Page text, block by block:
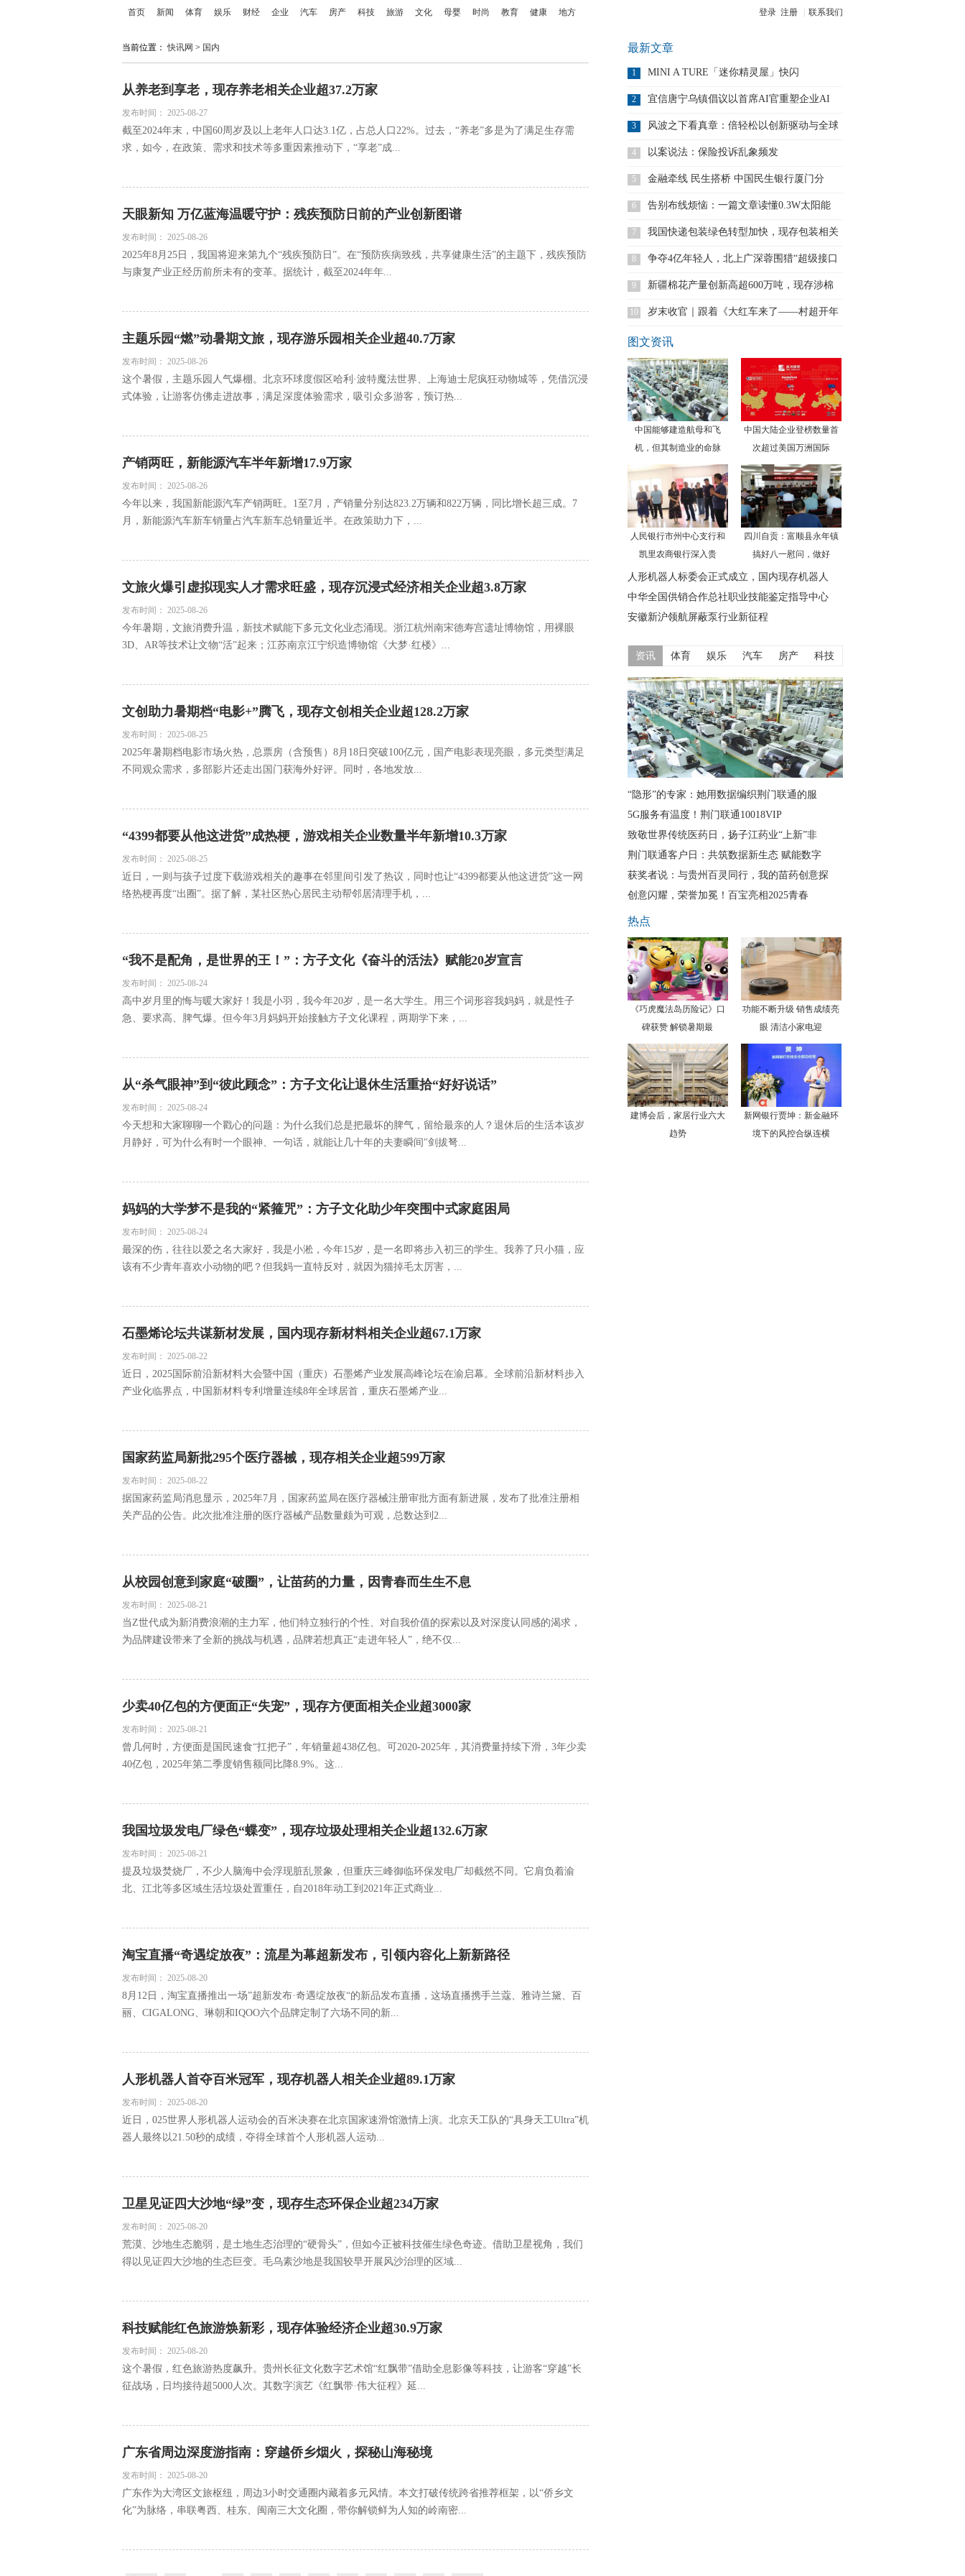
首页 新闻 体育 娱乐 财经 企业 汽车 房产 科技 旅游 文化 母婴 时尚 教育 健康 地方 登录 注册 联系我们
当前位置：快讯网 > 国内
从养老到享老，现存养老相关企业超37.2万家
发布时间： 2025-08-27
截至2024年末，中国60周岁及以上老年人口达3.1亿，占总人口22%。过去，“养老”多是为了满足生存需
求，如今，在政策、需求和技术等多重因素推动下，“享老”成...
天眼新知 万亿蓝海温暖守护：残疾预防日前的产业创新图谱
发布时间： 2025-08-26
2025年8月25日，我国将迎来第九个“残疾预防日”。在“预防疾病致残，共享健康生活”的主题下，残疾预防
与康复产业正经历前所未有的变革。据统计，截至2024年年...
主题乐园“燃”动暑期文旅，现存游乐园相关企业超40.7万家
发布时间： 2025-08-26
这个暑假，主题乐园人气爆棚。北京环球度假区哈利·波特魔法世界、上海迪士尼疯狂动物城等，凭借沉浸
式体验，让游客仿佛走进故事，满足深度体验需求，吸引众多游客，预订热...
产销两旺，新能源汽车半年新增17.9万家
发布时间： 2025-08-26
今年以来，我国新能源汽车产销两旺。1至7月，产销量分别达823.2万辆和822万辆，同比增长超三成。7
月，新能源汽车新车销量占汽车新车总销量近半。在政策助力下，...
文旅火爆引虚拟现实人才需求旺盛，现存沉浸式经济相关企业超3.8万家
发布时间： 2025-08-26
今年暑期，文旅消费升温，新技术赋能下多元文化业态涌现。浙江杭州南宋德寿宫遗址博物馆，用裸眼
3D、AR等技术让文物“活”起来；江苏南京江宁织造博物馆《大梦·红楼》...
文创助力暑期档“电影+”腾飞，现存文创相关企业超128.2万家
发布时间： 2025-08-25
2025年暑期档电影市场火热，总票房（含预售）8月18日突破100亿元，国产电影表现亮眼，多元类型满足
不同观众需求，多部影片还走出国门获海外好评。同时，各地发放...
“4399都要从他这进货”成热梗，游戏相关企业数量半年新增10.3万家
发布时间： 2025-08-25
近日，一则与孩子过度下载游戏相关的趣事在邻里间引发了热议，同时也让“4399都要从他这进货”这一网
络热梗再度“出圈”。据了解，某社区热心居民主动帮邻居清理手机，...
“我不是配角，是世界的王！”：方子文化《奋斗的活法》赋能20岁宣言
发布时间： 2025-08-24
高中岁月里的悔与暖大家好！我是小羽，我今年20岁，是一名大学生。用三个词形容我妈妈，就是性子
急、要求高、脾气爆。但今年3月妈妈开始接触方子文化课程，两期学下来，...
从“杀气眼神”到“彼此顾念”：方子文化让退休生活重拾“好好说话”
发布时间： 2025-08-24
今天想和大家聊聊一个戳心的问题：为什么我们总是把最坏的脾气，留给最亲的人？退休后的生活本该岁
月静好，可为什么有时一个眼神、一句话，就能让几十年的夫妻瞬间"剑拔弩...
妈妈的大学梦不是我的“紧箍咒”：方子文化助少年突围中式家庭困局
发布时间： 2025-08-24
最深的伤，往往以爱之名大家好，我是小淞，今年15岁，是一名即将步入初三的学生。我养了只小猫，应
该有不少青年喜欢小动物的吧？但我妈一直特反对，就因为猫掉毛太厉害，...
石墨烯论坛共谋新材发展，国内现存新材料相关企业超67.1万家
发布时间： 2025-08-22
近日，2025国际前沿新材料大会暨中国（重庆）石墨烯产业发展高峰论坛在渝启幕。全球前沿新材料步入
产业化临界点，中国新材料专利增量连续8年全球居首，重庆石墨烯产业...
国家药监局新批295个医疗器械，现存相关企业超599万家
发布时间： 2025-08-22
据国家药监局消息显示，2025年7月，国家药监局在医疗器械注册审批方面有新进展，发布了批准注册相
关产品的公告。此次批准注册的医疗器械产品数量颇为可观，总数达到2...
从校园创意到家庭“破圈”，让苗药的力量，因青春而生生不息
发布时间： 2025-08-21
当Z世代成为新消费浪潮的主力军，他们特立独行的个性、对自我价值的探索以及对深度认同感的渴求，
为品牌建设带来了全新的挑战与机遇，品牌若想真正“走进年轻人”，绝不仅...
少卖40亿包的方便面正“失宠”，现存方便面相关企业超3000家
发布时间： 2025-08-21
曾几何时，方便面是国民速食“扛把子”，年销量超438亿包。可2020-2025年，其消费量持续下滑，3年少卖
40亿包，2025年第二季度销售额同比降8.9%。这...
我国垃圾发电厂绿色“蝶变”，现存垃圾处理相关企业超132.6万家
发布时间： 2025-08-21
提及垃圾焚烧厂，不少人脑海中会浮现脏乱景象，但重庆三峰御临环保发电厂却截然不同。它肩负着渝
北、江北等多区域生活垃圾处置重任，自2018年动工到2021年正式商业...
淘宝直播“奇遇绽放夜”：流星为幕超新发布，引领内容化上新新路径
发布时间： 2025-08-20
8月12日，淘宝直播推出一场”超新发布·奇遇绽放夜“的新品发布直播，这场直播携手兰蔻、雅诗兰黛、百
丽、CIGALONG、琳朝和IQOO六个品牌定制了六场不同的新...
人形机器人首夺百米冠军，现存机器人相关企业超89.1万家
发布时间： 2025-08-20
近日，025世界人形机器人运动会的百米决赛在北京国家速滑馆激情上演。北京天工队的“具身天工Ultra”机
器人最终以21.50秒的成绩，夺得全球首个人形机器人运动...
卫星见证四大沙地“绿”变，现存生态环保企业超234万家
发布时间： 2025-08-20
荒漠、沙地生态脆弱，是土地生态治理的“硬骨头”，但如今正被科技催生绿色奇迹。借助卫星视角，我们
得以见证四大沙地的生态巨变。毛乌素沙地是我国较早开展风沙治理的区域...
科技赋能红色旅游焕新彩，现存体验经济企业超30.9万家
发布时间： 2025-08-20
这个暑假，红色旅游热度飙升。贵州长征文化数字艺术馆“红飘带”借助全息影像等科技，让游客“穿越”长
征战场，日均接待超5000人次。其数字演艺《红飘带·伟大征程》延...
广东省周边深度游指南：穿越侨乡烟火，探秘山海秘境
发布时间： 2025-08-20
广东作为大湾区文旅枢纽，周边3小时交通圈内藏着多元风情。本文打破传统跨省推荐框架，以“侨乡文
化”为脉络，串联粤西、桂东、闽南三大文化圈，带你解锁鲜为人知的岭南密...
最新文章
1 MINI A TURE「迷你精灵屋」快闪
2 宜信唐宁乌镇倡议以首席AI官重塑企业AI
3
风波之下看真章：倍轻松以创新驱动与全球
化
4 以案说法：保险投诉乱象频发
5 金融牵线 民生搭桥 中国民生银行厦门分
6 告别布线烦恼：一篇文章读懂0.3W太阳能
7
我国快递包装绿色转型加快，现存包装相关
企
8 争夺4亿年轻人，北上广深蓉围猎“超级接口
9 新疆棉花产量创新高超600万吨，现存涉棉
10
岁末收官｜跟着《大红车来了——村超开年
图文资讯
中国能够建造航母和飞
机，但其制造业的命脉
中国大陆企业登榜数量首
次超过美国万洲国际
人民银行市州中心支行和
凯里农商银行深入贵
四川自贡：富顺县永年镇
搞好八一慰问，做好
人形机器人标委会正式成立，国内现存机器人
中华全国供销合作总社职业技能鉴定指导中心
安徽新沪领航屏蔽泵行业新征程
资讯 体育 娱乐 汽车 房产 科技
“隐形”的专家：她用数据编织荆门联通的服
5G服务有温度！荆门联通10018VIP
致敬世界传统医药日，扬子江药业“上新”非
荆门联通客户日：共筑数据新生态 赋能数字
获奖者说：与贵州百灵同行，我的苗药创意探
创意闪耀，荣誉加冕！百宝亮相2025青春
热点
《巧虎魔法岛历险记》口
碑获赞 解锁暑期最
功能不断升级 销售成绩亮
眼 清洁小家电迎
建博会后，家居行业六大
趋势
新网银行贾坤：新金融环
境下的风控合纵连横